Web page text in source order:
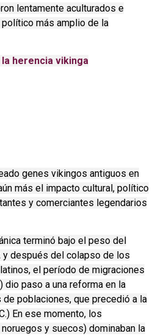
lentamente aculturados e
más amplio de la
herencia vikinga
genes vikingos antiguos en
más el impacto cultural, político
y comerciantes legendarios
terminó bajo el peso del
y después del colapso de los
el período de migraciones
dio paso a una reforma en la
poblaciones, que precedió a la
En ese momento, los
y suecos) dominaban la